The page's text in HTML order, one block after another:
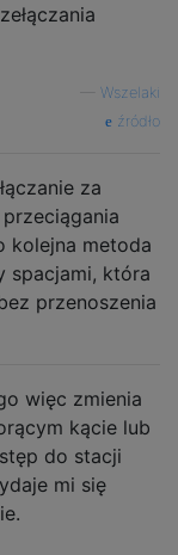
Wszelaki
źródło
za
kolejna metoda
spacjami, która
przenoszenia
więc zmienia
kącie lub
do stacji
mi się